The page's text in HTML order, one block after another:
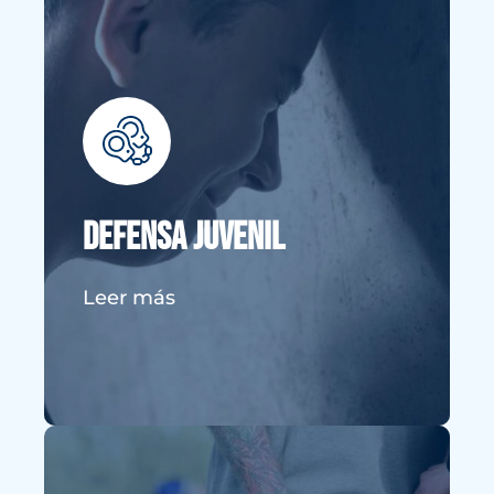
Defensa Juvenil
Leer más
Defensa Juvenil
Si su hijo menor ha sido acusado de
algún delito o necesita
representación para una audiencia
disciplinaria escolar, comuníquese
con un abogado de defensa juvenil